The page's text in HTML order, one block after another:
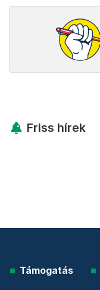
Friss hírek
Támogatás